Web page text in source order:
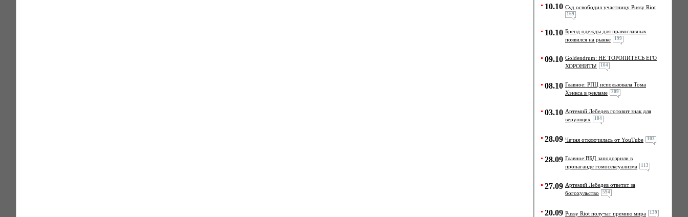
10.10 Cуд освободил участницу Pussy Riot
169
10.10 Бренд одежды для православных
появился на рынке
199
09.10 Goldendrum: НЕ ТОРОПИТЕСЬ ЕГО
ХОРОНИТЬ!
104
08.10 Главное: РПЦ использовала Тома
Хэнкса в рекламе
209
03.10 Артемий Лебедев готовит знак для
верующих
184
28.09 Чечня отключилась от YouTube 103
28.09 Главное:ВБД заподозрили в
пропаганде гомосексуализма
113
27.09 Артемий Лебедев ответит за
богохульство
594
20.09 Pussy Riot получат премию мира 139